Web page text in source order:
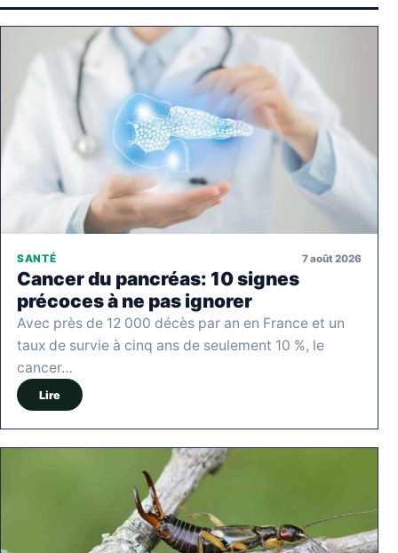
SANTÉ 7 août 2026
Cancer du pancréas: 10 signes
précoces à ne pas ignorer
Avec près de 12 000 décès par an en France et un
taux de survie à cinq ans de seulement 10 %, le
cancer…
Lire